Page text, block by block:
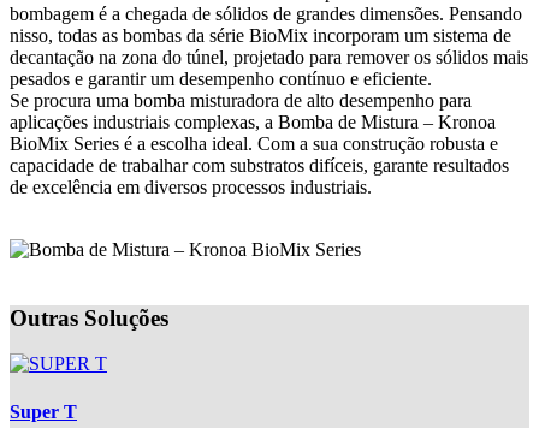
bombagem é a chegada de sólidos de grandes dimensões. Pensando
nisso, todas as bombas da série BioMix incorporam um sistema de
decantação na zona do túnel, projetado para remover os sólidos mais
pesados e garantir um desempenho contínuo e eficiente.
Se procura uma bomba misturadora de alto desempenho para
aplicações industriais complexas, a Bomba de Mistura – Kronoa
BioMix Series é a escolha ideal. Com a sua construção robusta e
capacidade de trabalhar com substratos difíceis, garante resultados
de excelência em diversos processos industriais.
Outras Soluções
Super T